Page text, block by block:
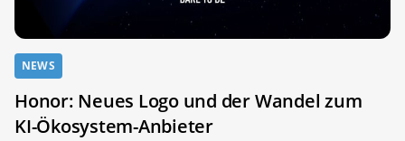
NEWS
Honor: Neues Logo und der Wandel zum
KI-Ökosystem-Anbieter